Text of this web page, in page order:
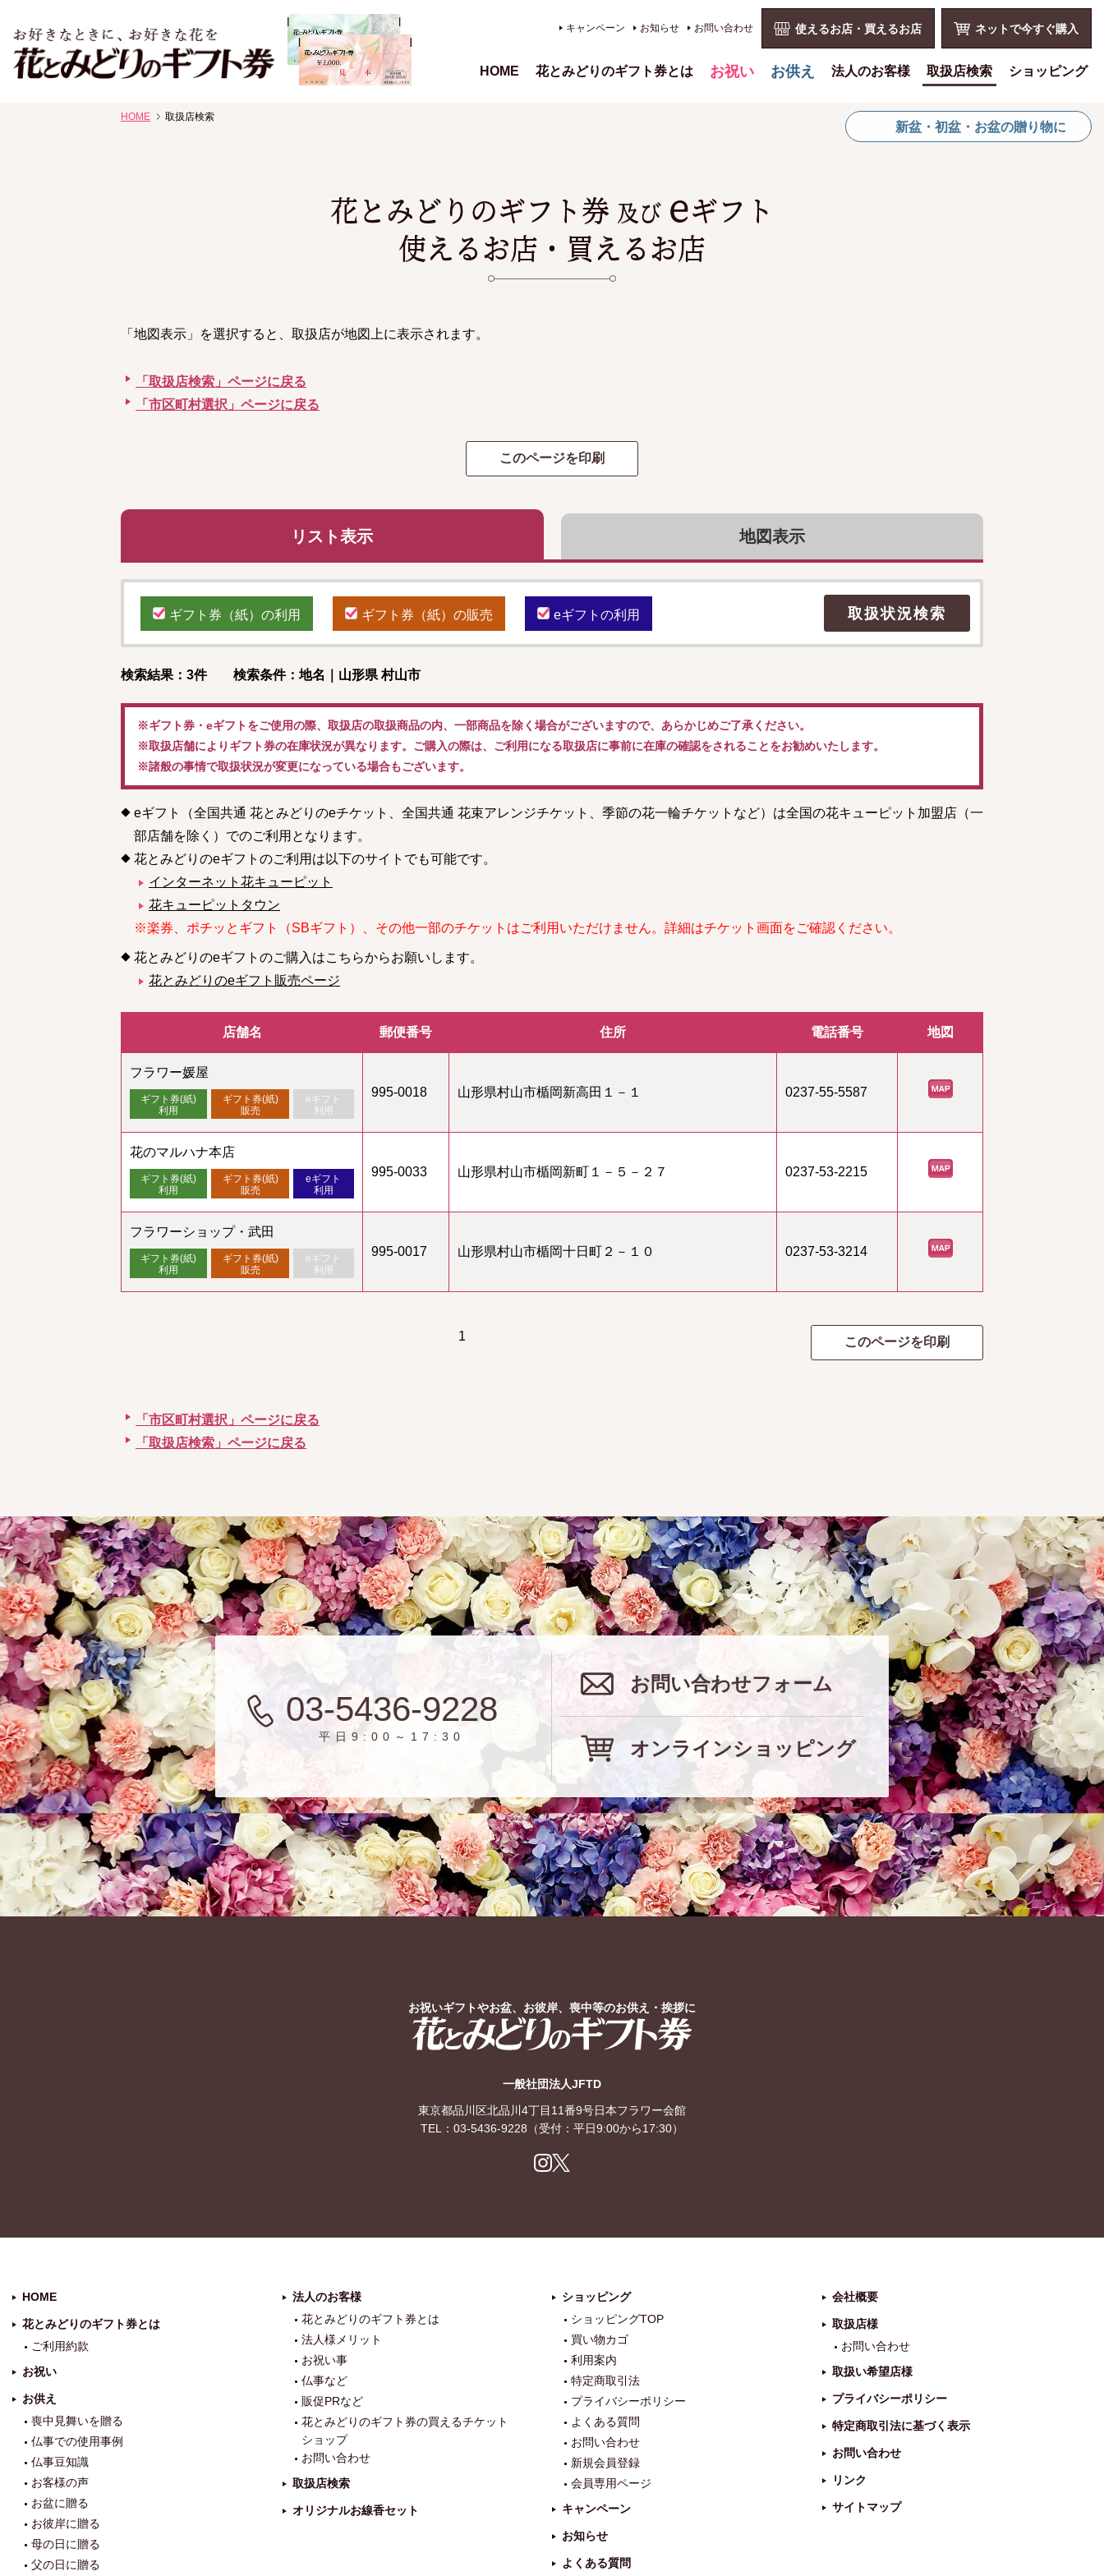
花、線香贈答におすすめのギフト
キャンペーン お知らせ お問い合わせ 使えるお店・買えるお店 ネットで今すぐ購入
HOME 花とみどりのギフト券とは お祝い お供え
お盆に贈る
法人のお客様
花とみどりのギフト券とは
法人様メリット
取扱店検索 ショッピング
ショッピングTOP
買い物カゴ
新盆・初盆・お盆の贈り物に
HOME 取扱店検索
花とみどりのギフト券 及び eギフト
使えるお店・買えるお店
「地図表示」を選択すると、取扱店が地図上に表示されます。
「取扱店検索」ページに戻る
「市区町村選択」ページに戻る
リスト表示 地図表示
ギフト券（紙）の利用 ギフト券（紙）の販売 eギフトの利用
検索結果：3件 検索条件：地名｜山形県 村山市
※ギフト券・eギフトをご使用の際、取扱店の取扱商品の内、一部商品を除く場合がございますので、あらかじめご了承ください。
※取扱店舗によりギフト券の在庫状況が異なります。ご購入の際は、ご利用になる取扱店に事前に在庫の確認をされることをお勧めいたします。
※諸般の事情で取扱状況が変更になっている場合もございます。
eギフト（全国共通 花とみどりのeチケット、全国共通 花束アレンジチケット、季節の花一輪チケットなど）は全国の花キューピット加盟店（一
部店舗を除く）でのご利用となります。
花とみどりのeギフトのご利用は以下のサイトでも可能です。
インターネット花キューピット
花キューピットタウン
※楽券、ポチッとギフト（SBギフト）、その他一部のチケットはご利用いただけません。詳細はチケット画面をご確認ください。
花とみどりのeギフトのご購入はこちらからお願いします。
花とみどりのeギフト販売ページ
店舗名 郵便番号 住所 電話番号 地図
フラワー媛屋
ギフト券(紙)
利用
ギフト券(紙)
販売
eギフト
利用
995-0018 山形県村山市楯岡新高田１－１ 0237-55-5587
花のマルハナ本店
ギフト券(紙)
利用
ギフト券(紙)
販売
eギフト
利用
995-0033 山形県村山市楯岡新町１－５－２７ 0237-53-2215
フラワーショップ・武田
ギフト券(紙)
利用
ギフト券(紙)
販売
eギフト
利用
995-0017 山形県村山市楯岡十日町２－１０ 0237-53-3214
1
「市区町村選択」ページに戻る
「取扱店検索」ページに戻る
03-5436-9228
平日9:00～17:30
お問い合わせフォーム
オンラインショッピング
お祝いギフトやお盆、お彼岸、喪中等のお供え・挨拶に
一般社団法人JFTD
東京都品川区北品川4丁目11番9号日本フラワー会館
TEL： 03-5436-9228 （受付：平日9:00から17:30）
HOME
花とみどりのギフト券とは
ご利用約款
お祝い
お供え
喪中見舞いを贈る
仏事での使用事例
仏事豆知識
お客様の声
お盆に贈る
お彼岸に贈る
母の日に贈る
父の日に贈る
法人のお客様
花とみどりのギフト券とは
法人様メリット
お祝い事
仏事など
販促PRなど
花とみどりのギフト券の買えるチケット
ショップ
お問い合わせ
取扱店検索
オリジナルお線香セット
ショッピング
ショッピングTOP
買い物カゴ
利用案内
特定商取引法
プライバシーポリシー
よくある質問
お問い合わせ
新規会員登録
会員専用ページ
キャンペーン
お知らせ
よくある質問
会社概要
取扱店様
お問い合わせ
取扱い希望店様
プライバシーポリシー
特定商取引法に基づく表示
お問い合わせ
リンク
サイトマップ